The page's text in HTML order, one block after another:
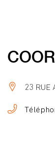
23 RUE